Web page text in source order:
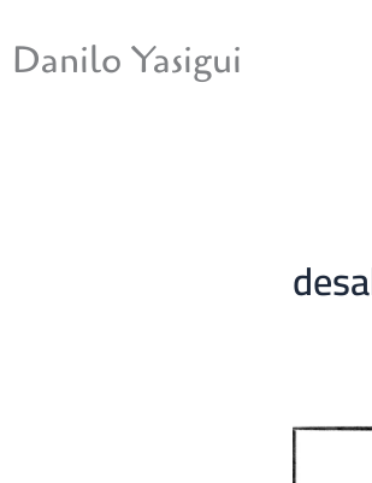
para
Danilo Yasigui